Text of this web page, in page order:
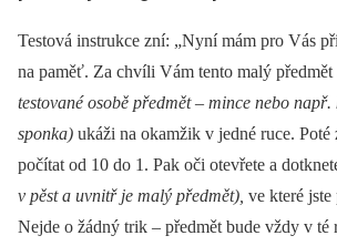
Testová instrukce zní: „Nyní mám pro Vás
na paměť. Za chvíli Vám tento malý předmět
testované osobě předmět –⁠ mince nebo
sponka) ukáži na okamžik v jedné ruce. Poté
počítat od 10 do 1. Pak oči otevřete a
v pěst a uvnitř je malý předmět), ve které jste
Nejde o žádný trik –⁠ předmět bude vždy v té